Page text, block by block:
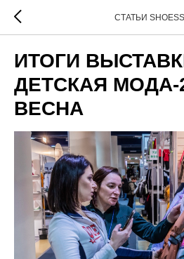
СТАТЬИ
ИТОГИ
ДЕТСКАЯ МОДА-
ВЕСНА